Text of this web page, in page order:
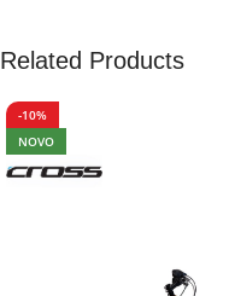
Related Products
-10%
NOVO